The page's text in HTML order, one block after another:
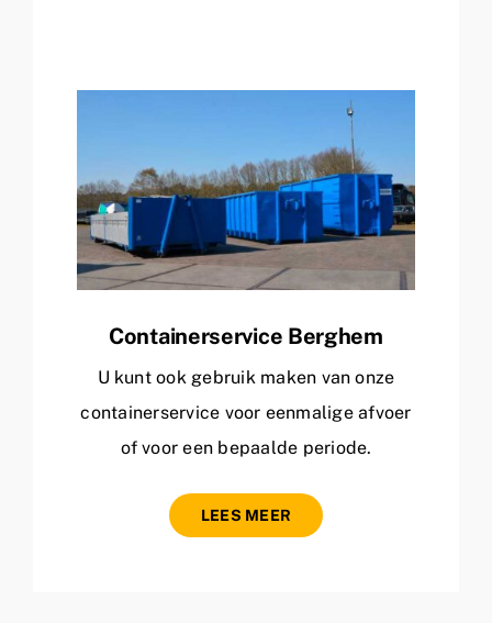
Containerservice Berghem
U kunt ook gebruik maken van onze
containerservice voor eenmalige afvoer
of voor een bepaalde periode.
LEES MEER